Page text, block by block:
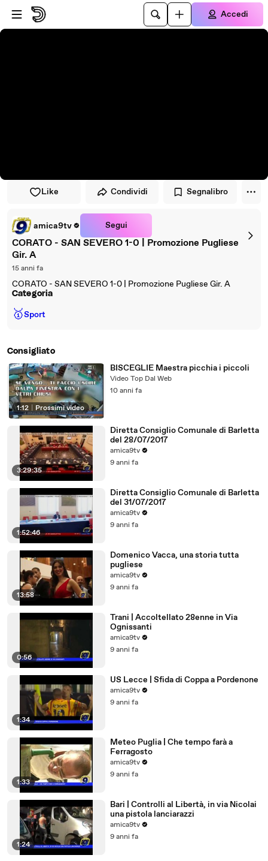
Vai al lettore
Passa al contenuto principale
Accedi
Like Condividi Segnalibro
amica9tv Segui
CORATO - SAN SEVERO 1-0 | Promozione Pugliese
Gir. A
15 anni fa
CORATO - SAN SEVERO 1-0 | Promozione Pugliese Gir. A
Categoria
🥇Sport
Consigliato
1:12 Prossimi video
BISCEGLIE Maestra picchia i piccoli
Video Top Dal Web
10 anni fa
3:29:35
Diretta Consiglio Comunale di Barletta
del 28/07/2017
amica9tv
9 anni fa
1:52:46
Diretta Consiglio Comunale di Barletta
del 31/07/2017
amica9tv
9 anni fa
13:58
Domenico Vacca, una storia tutta
pugliese
amica9tv
9 anni fa
0:56
Trani | Accoltellato 28enne in Via
Ognissanti
amica9tv
9 anni fa
1:34
US Lecce | Sfida di Coppa a Pordenone
amica9tv
9 anni fa
1:33
Meteo Puglia | Che tempo farà a
Ferragosto
amica9tv
9 anni fa
1:24
Bari | Controlli al Libertà, in via Nicolai
una pistola lanciarazzi
amica9tv
9 anni fa